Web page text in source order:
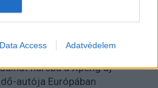
Data Access Adatvédelem
és lekörözte a Changant
450 kilométer hatótáv –
harcba a Xpeng új
autója Európában